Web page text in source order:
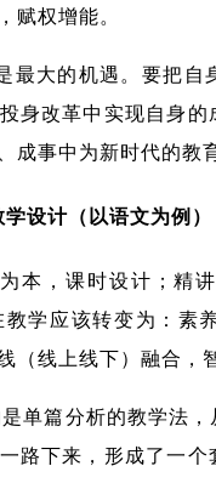
赋权增能。
最大的机遇。要把
身改革中实现自身
成事中为新时代的教
设计（以语文为例）
本，课时设计；精
学应该转变为：素
（线上线下）融合，
单篇分析的教学法
路下来，形成了一